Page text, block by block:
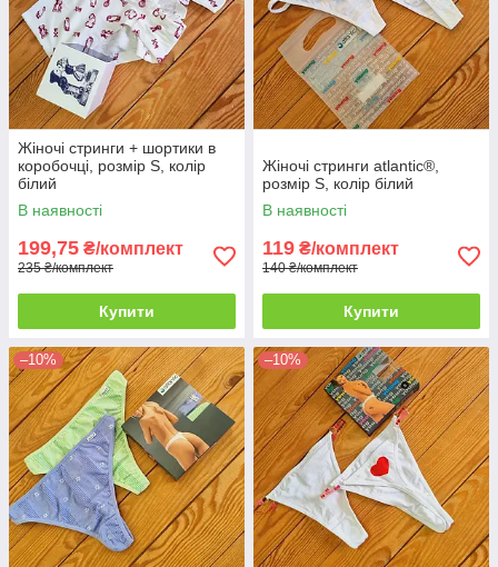
Жіночі стринги + шортики в
коробочці, розмір S, колір
білий
В наявності
199,75 ₴/комплект
235 ₴/комплект
Купити
Жіночі стринги atlantic®,
розмір S, колір білий
В наявності
119 ₴/комплект
140 ₴/комплект
Купити
–10% –10%